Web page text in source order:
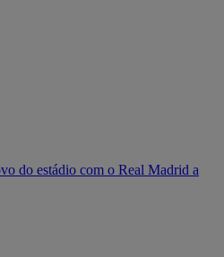
do estádio com o Real Madrid a